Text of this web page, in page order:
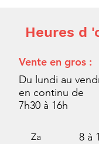
Heures d
Vente en gros :
Du lundi au
en continu de
7h30 à 16h
Za 8 à